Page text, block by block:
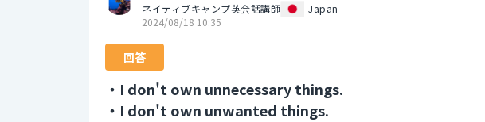
ネイティブキャンプ英会話講師
Japan
2024/08/18 10:35
回答
・I don't own unnecessary things.
・I don't own unwanted things.